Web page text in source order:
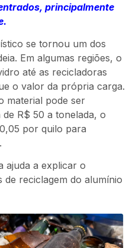
principalmente
se tornou um dos
Em algumas regiões, o
até as recicladoras
o valor da própria carga.
material pode ser
R$ 50 a tonelada, o
por quilo para
ajuda a explicar o
reciclagem do alumínio